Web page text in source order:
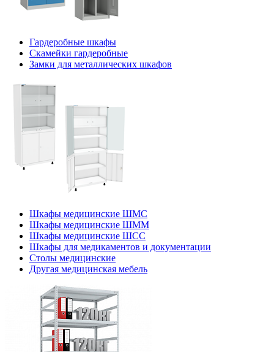
Гардеробные шкафы
Скамейки гардеробные
Замки для металлических шкафов
Шкафы медицинские ШМС
Шкафы медицинские ШММ
Шкафы медицинские ШСС
Шкафы для медикаментов и документации
Столы медицинские
Другая медицинская мебель